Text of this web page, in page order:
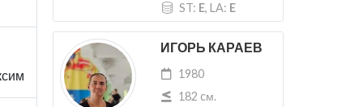
ST: E, LA: E
ИГОРЬ КАРАЕВ
1980
182 cм.